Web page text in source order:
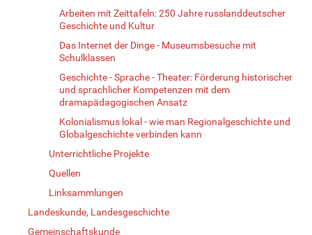
Arbeiten mit Zeittafeln: 250 Jahre russlanddeutscher
Geschichte und Kultur
Das Internet der Dinge - Museumsbesuche mit
Schulklassen
Geschichte - Sprache - Theater: Förderung historischer
und sprachlicher Kompetenzen mit dem
dramapädagogischen Ansatz
Kolonialismus lokal - wie man Regionalgeschichte und
Globalgeschichte verbinden kann
Unterrichtliche Projekte
Quellen
Linksammlungen
Landeskunde, Landesgeschichte
Gemeinschaftskunde